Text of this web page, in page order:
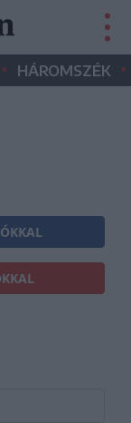
• HÁROMSZÉK •